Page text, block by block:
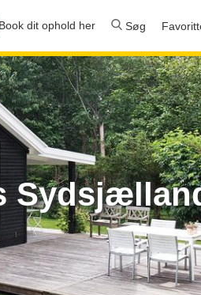
Book dit ophold her Søg